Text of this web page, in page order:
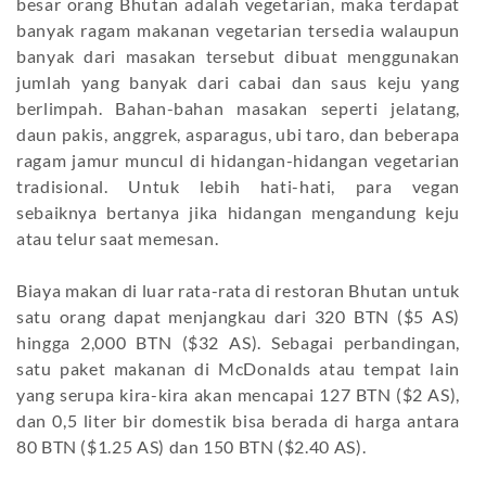
banyak ragam makanan vegetarian tersedia walaupun
banyak dari masakan tersebut dibuat menggunakan
jumlah yang banyak dari cabai dan saus keju yang
berlimpah. Bahan-bahan masakan seperti jelatang,
daun pakis, anggrek, asparagus, ubi taro, dan beberapa
ragam jamur muncul di hidangan-hidangan vegetarian
tradisional. Untuk lebih hati-hati, para vegan
sebaiknya bertanya jika hidangan mengandung keju
atau telur saat memesan.
Biaya makan di luar rata-rata di restoran Bhutan untuk
satu orang dapat menjangkau dari 320 BTN ($5 AS)
hingga 2,000 BTN ($32 AS). Sebagai perbandingan,
satu paket makanan di McDonalds atau tempat lain
yang serupa kira-kira akan mencapai 127 BTN ($2 AS),
dan 0,5 liter bir domestik bisa berada di harga antara
80 BTN ($1.25 AS) dan 150 BTN ($2.40 AS).